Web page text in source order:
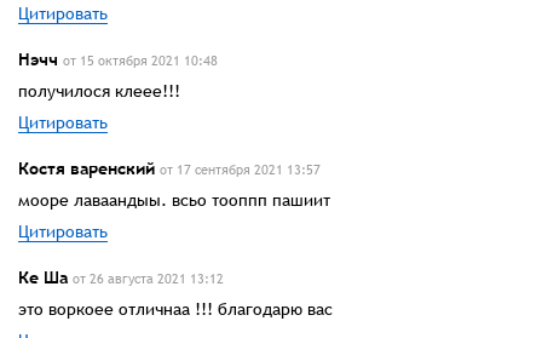
Цитировать
Нэчч от 15 октября 2021 10:48
получилося клеее!!!
Цитировать
Костя варенский от 17 сентября 2021 13:57
мооре лаваандыы. всьо тооппп пашиит
Цитировать
Ке Ша от 26 августа 2021 13:12
это воркоее отличнаа !!! благодарю вас